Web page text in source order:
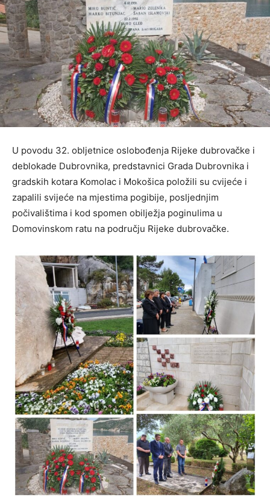
U povodu 32. obljetnice oslobođenja Rijeke dubrovačke i
deblokade Dubrovnika, predstavnici Grada Dubrovnika i
gradskih kotara Komolac i Mokošica položili su cvijeće i
zapalili svijeće na mjestima pogibije, posljednjim
počivalištima i kod spomen obilježja poginulima u
Domovinskom ratu na području Rijeke dubrovačke.